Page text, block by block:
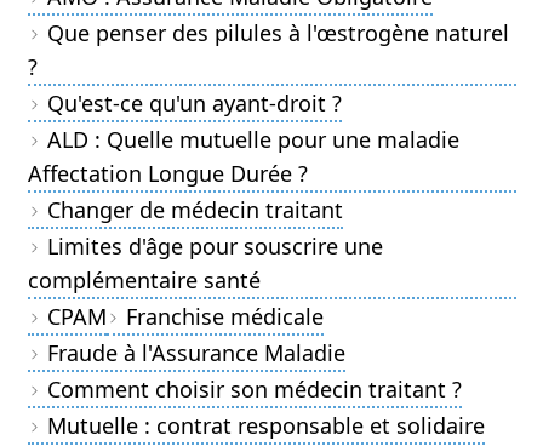
Que penser des pilules à l'œstrogène naturel
?
Qu'est-ce qu'un ayant-droit ?
ALD : Quelle mutuelle pour une maladie
Affectation Longue Durée ?
Changer de médecin traitant
Limites d'âge pour souscrire une
complémentaire santé
CPAM
Franchise médicale
Fraude à l'Assurance Maladie
Comment choisir son médecin traitant ?
Mutuelle : contrat responsable et solidaire